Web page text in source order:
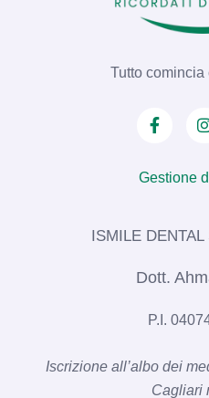
Tutto comincia
Gestione
ISMILE
Dott.
P.I.
Iscrizione all’albo dei
Cagliari